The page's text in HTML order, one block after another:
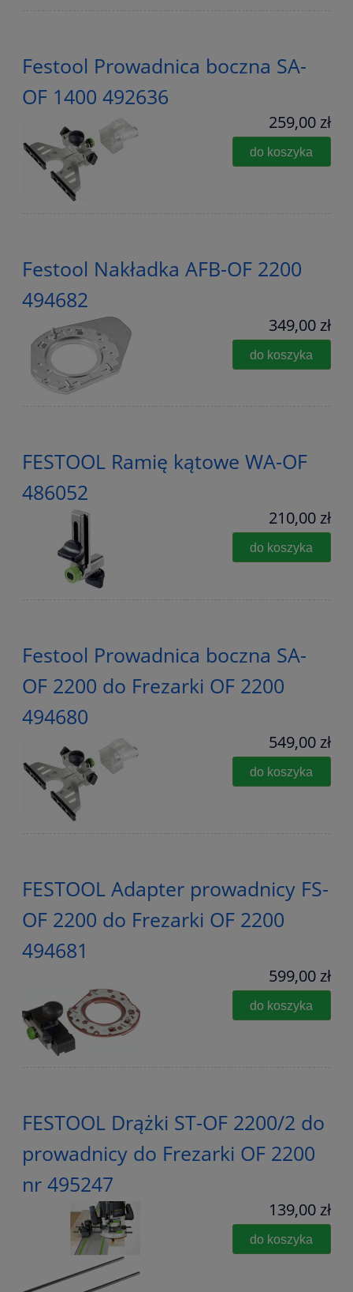
Festool Prowadnica boczna SA-
OF 1400 492636
259,00 zł
do koszyka
Festool Nakładka AFB-OF 2200
494682
349,00 zł
do koszyka
FESTOOL Ramię kątowe WA-OF
486052
210,00 zł
do koszyka
Festool Prowadnica boczna SA-
OF 2200 do Frezarki OF 2200
494680
549,00 zł
do koszyka
FESTOOL Adapter prowadnicy FS-
OF 2200 do Frezarki OF 2200
494681
599,00 zł
do koszyka
FESTOOL Drążki ST-OF 2200/2 do
prowadnicy do Frezarki OF 2200
nr 495247
139,00 zł
do koszyka